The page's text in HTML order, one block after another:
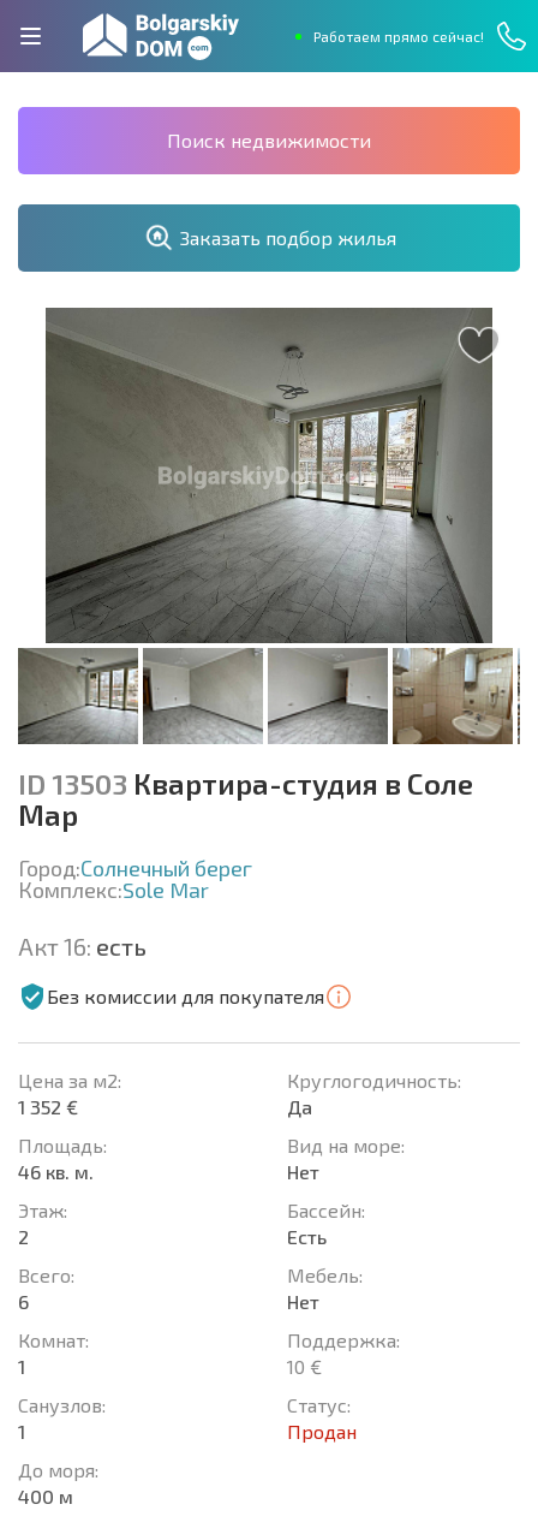
Работаем прямо сейчас!
Поиск недвижимости
Заказать подбор жилья
ID 13503 Квартира-студия в Соле
Мар
Город:Солнечный берег
Комплекс:Sole Mar
Акт 16: есть
Без комиссии для покупателя
Цена за м2:
1 352 €
Площадь:
46 кв. м.
Этаж:
2
Всего:
6
Комнат:
1
Санузлов:
1
До моря:
400 м
Круглогодичность:
Да
Вид на море:
Нет
Басcейн:
Есть
Мебель:
Нет
Поддержка:
10 €
Статус:
Продан